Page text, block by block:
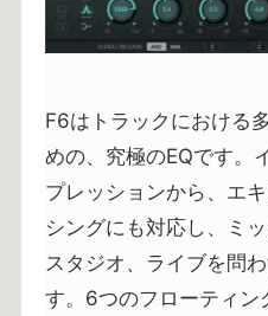
F6はトラックにおける
めの、究極のEQです。
プレッションから、エ
シングにも対応し、ミ
スタジオ、ライブを問
す。6つのフローティン